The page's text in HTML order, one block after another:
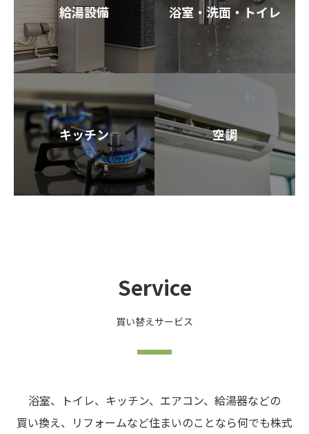
給湯設備 浴室・洗面・トイレ
キッチン 空調
Service
買い替えサービス
浴室、トイレ、キッチン、エアコン、給湯器などの
買い換え、リフォームなど住まいのことなら何でも株式